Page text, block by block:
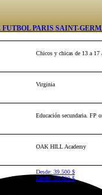
PARÍS SAINT-
Chicos y chicas de 13 a 17
Virginia
Educación secundaria. FP
OAK HILL Academy
Desde:39.500$
Desde:59.500$